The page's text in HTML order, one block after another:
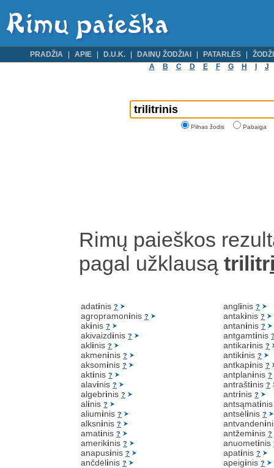
PRADŽIA APIE D.U.K. DAINŲ ŽODŽIAI PATARLĖS
A
B C D E F G H J
Pilnas žodis Pabaiga
Rimų paieškos
pagal užklausą trilitr
adatinis ?
agropramoninis ?
akinis ?
akivaizdinis ?
aklinis ?
akmeninis ?
aksominis ?
aktinis ?
alavinis ?
algebrinis ?
alinis ?
aliuminis ?
alksninis ?
amatinis ?
amerikinis ?
anapusinis ?
ančdėlinis ?
anglinis ?
antakinis ?
antaninis ?
antgamtinis
antikarinis ?
antikinis ?
antkapinis ?
antplaninis ?
antraštinis ?
antrinis ?
antsąmati
antsėlinis ?
antvandeni
antžeminis ?
anuometinis
apatinis ?
apeiginis ?